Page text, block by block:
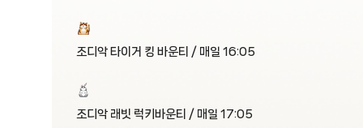
조디악 타이거 킹 바운티 / 매일 16:05
조디악 래빗 럭키바운티 / 매일 17:05